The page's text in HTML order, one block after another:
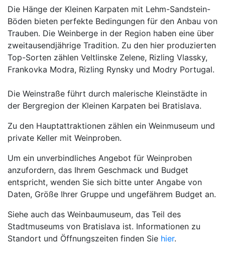
Die Hänge der Kleinen Karpaten mit Lehm-Sandstein-
Böden bieten perfekte Bedingungen für den Anbau von
Trauben. Die Weinberge in der Region haben eine über
zweitausendjährige Tradition. Zu den hier produzierten
Top-Sorten zählen Veltlinske Zelene, Rizling Vlassky,
Frankovka Modra, Rizling Rynsky und Modry Portugal.
Die Weinstraße führt durch malerische Kleinstädte in
der Bergregion der Kleinen Karpaten bei Bratislava.
Zu den Hauptattraktionen zählen ein Weinmuseum und
private Keller mit Weinproben.
Um ein unverbindliches Angebot für Weinproben
anzufordern, das Ihrem Geschmack und Budget
entspricht, wenden Sie sich bitte unter Angabe von
Daten, Größe Ihrer Gruppe und ungefährem Budget an.
Siehe auch das Weinbaumuseum, das Teil des
Stadtmuseums von Bratislava ist. Informationen zu
Standort und Öffnungszeiten finden Sie hier.